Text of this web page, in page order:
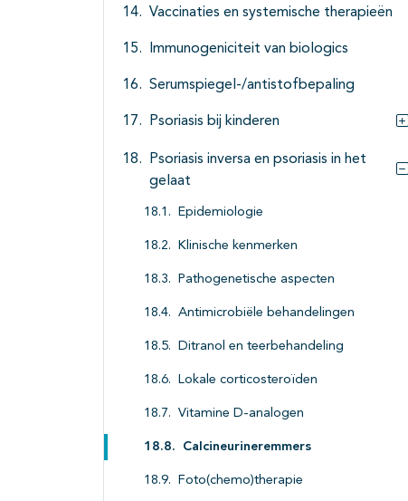
Vaccinaties en systemische therapieën
Immunogeniciteit van biologics
Serumspiegel-/antistofbepaling
Psoriasis bij kinderen
Psoriasis inversa en psoriasis in het
gelaat
Epidemiologie
Klinische kenmerken
Pathogenetische aspecten
Antimicrobiële behandelingen
Ditranol en teerbehandeling
Lokale corticosteroïden
Vitamine D-analogen
Calcineurineremmers
Foto(chemo)therapie